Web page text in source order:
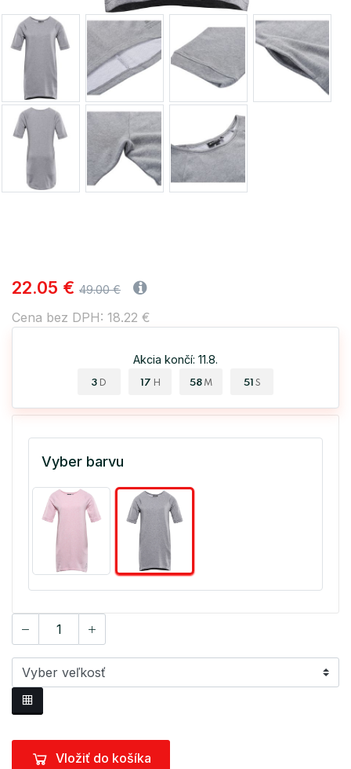
22.05 € 49.00 €
Cena bez DPH: 18.22 €
Akcia končí: 11.8.
3 D 17 H 58 M 50 S
Vyber barvu
Vložiť do košíka